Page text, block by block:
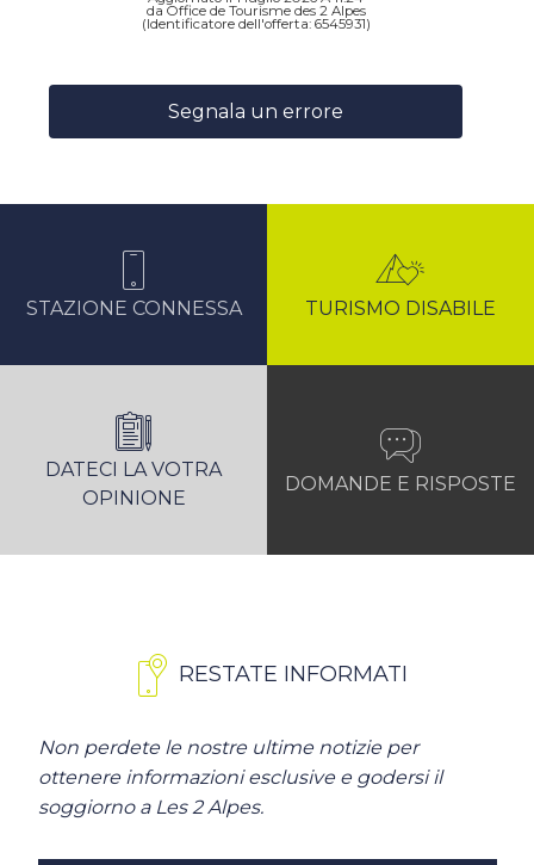
da Office de Tourisme des 2 Alpes
(Identificatore dell'offerta: 6545931)
Segnala un errore
STAZIONE CONNESSA TURISMO DISABILE
DATECI LA VOTRA
OPINIONE
DOMANDE E RISPOSTE
RESTATE INFORMATI
Non perdete le nostre ultime notizie per
ottenere informazioni esclusive e godersi il
soggiorno a Les 2 Alpes.